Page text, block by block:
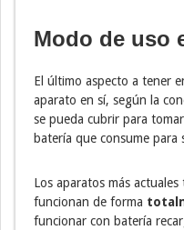
Modo de uso
El último aspecto a tener
aparato en sí, según la
se pueda cubrir para
batería que consume para
Los aparatos más
funcionan de forma
funcionar con batería